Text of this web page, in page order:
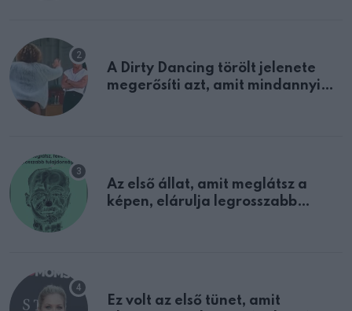
A Dirty Dancing törölt jelenete
megerősíti azt, amit mindannyian
Az első állat, amit meglátsz a
képen, elárulja legrosszabb
Ez volt az első tünet, amit